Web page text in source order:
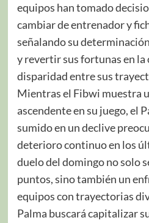
equipos han tomado
cambiar de entrenador y
señalando su
y revertir sus fortunas en la
disparidad entre sus
Mientras el Fibwi muestra
ascendente en su juego, el
sumido en un declive
deterioro continuo en los
duelo del domingo no solo
puntos, sino también un
equipos con trayectorias
Palma buscará capitalizar